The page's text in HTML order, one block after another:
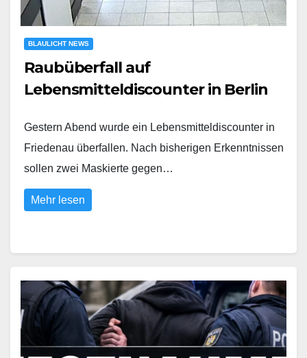
BLAULICHT NEWS
Raubüberfall auf
Lebensmitteldiscounter in Berlin
Gestern Abend wurde ein Lebensmitteldiscounter in
Friedenau überfallen. Nach bisherigen Erkenntnissen
sollen zwei Maskierte gegen…
Mehr lesen